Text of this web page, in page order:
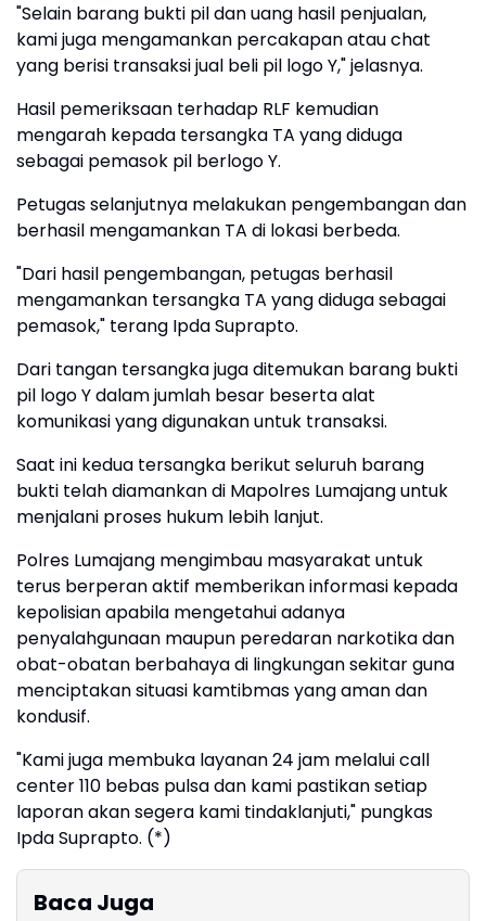
"Selain barang bukti pil dan uang hasil penjualan,
kami juga mengamankan percakapan atau chat
yang berisi transaksi jual beli pil logo Y," jelasnya.
Hasil pemeriksaan terhadap RLF kemudian
mengarah kepada tersangka TA yang diduga
sebagai pemasok pil berlogo Y.
Petugas selanjutnya melakukan pengembangan dan
berhasil mengamankan TA di lokasi berbeda.
"Dari hasil pengembangan, petugas berhasil
mengamankan tersangka TA yang diduga sebagai
pemasok," terang Ipda Suprapto.
Dari tangan tersangka juga ditemukan barang bukti
pil logo Y dalam jumlah besar beserta alat
komunikasi yang digunakan untuk transaksi.
Saat ini kedua tersangka berikut seluruh barang
bukti telah diamankan di Mapolres Lumajang untuk
menjalani proses hukum lebih lanjut.
Polres Lumajang mengimbau masyarakat untuk
terus berperan aktif memberikan informasi kepada
kepolisian apabila mengetahui adanya
penyalahgunaan maupun peredaran narkotika dan
obat-obatan berbahaya di lingkungan sekitar guna
menciptakan situasi kamtibmas yang aman dan
kondusif.
"Kami juga membuka layanan 24 jam melalui call
center 110 bebas pulsa dan kami pastikan setiap
laporan akan segera kami tindaklanjuti," pungkas
Ipda Suprapto. (*)
Baca Juga